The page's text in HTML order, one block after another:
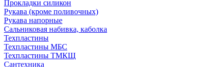
Прокладки силикон
Рукава (кроме поливочных)
Рукава напорные
Сальниковая набивка, каболка
Техпластины
Техпластины МБС
Техпластины ТМКЩ
Сантехника